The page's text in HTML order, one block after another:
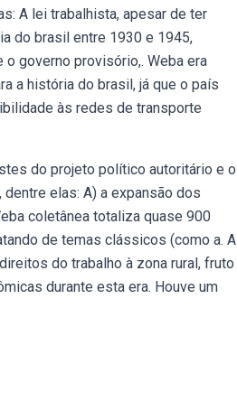
A lei trabalhista, apesar de ter
do brasil entre 1930 e 1945,
governo provisório,. Weba era
a história do brasil, já que o país
às redes de transporte
do projeto político autoritário e o
elas: A) a expansão dos
coletânea totaliza quase 900
de temas clássicos (como a. A
do trabalho à zona rural, fruto
durante esta era. Houve um